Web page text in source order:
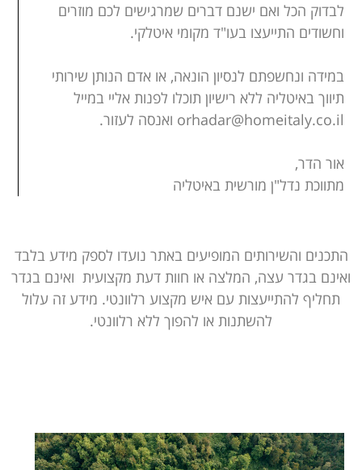
לבדוק הכל ואם ישנם דברים שמרגישים לכם מוזרים
וחשודים התייעצו בעו"ד מקומי איטלקי.
במידה ונחשפתם לנסיון הונאה, או אדם הנותן שירותי
תיווך באיטליה ללא רישיון תוכלו לפנות אליי במייל
orhadar@homeitaly.co.il ואנסה לעזור.
אור הדר,
מתווכת נדל"ן מורשית באיטליה
התכנים והשירותים המופיעים באתר נועדו לספק מידע בלבד
ואינם בגדר עצה, המלצה או חוות דעת מקצועית ואינם בגדר
תחליף להתייעצות עם איש מקצוע רלוונטי. מידע זה עלול
להשתנות או להפוך ללא רלוונטי.